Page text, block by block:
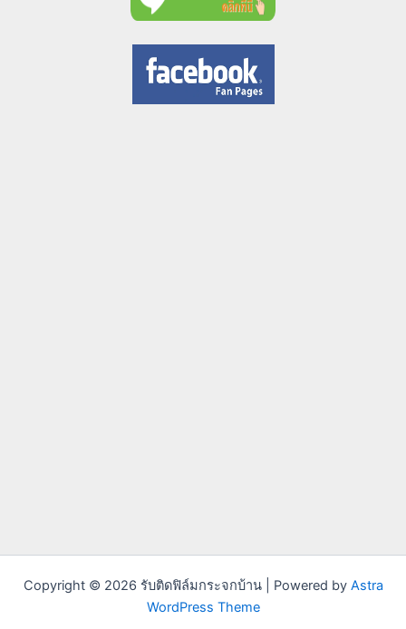
Copyright © 2026 รับติดฟิล์มกระจกบ้าน | Powered by Astra
WordPress Theme